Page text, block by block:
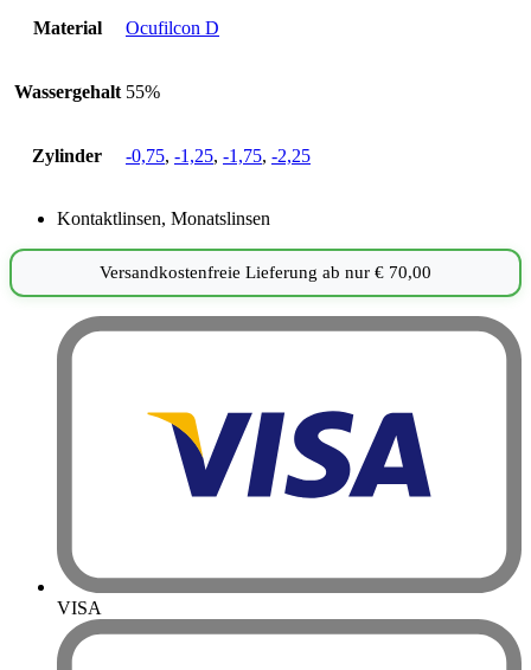
Material Ocufilcon D
Wassergehalt 55%
Zylinder -0,75, -1,25, -1,75, -2,25
Kontaktlinsen, Monatslinsen
Versandkostenfreie Lieferung ab nur € 70,00
VISA